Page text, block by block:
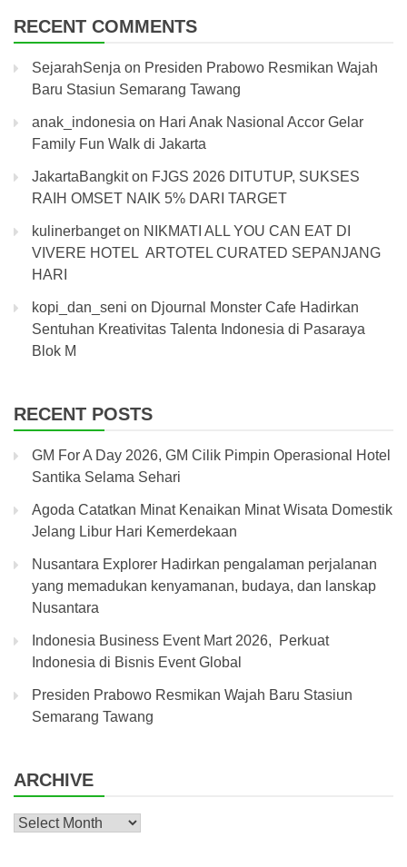
RECENT COMMENTS
SejarahSenja on Presiden Prabowo Resmikan Wajah
Baru Stasiun Semarang Tawang
anak_indonesia on Hari Anak Nasional Accor Gelar
Family Fun Walk di Jakarta
JakartaBangkiton FJGS 2026 DITUTUP, SUKSES
RAIH OMSET NAIK 5% DARI TARGET
kulinerbangeton NIKMATI ALL YOU CAN EAT DI
VIVERE HOTEL ARTOTEL CURATED SEPANJANG
HARI
kopi_dan_seni on Djournal Monster Cafe Hadirkan
Sentuhan Kreativitas Talenta Indonesia di Pasaraya
Blok M
RECENT POSTS
GM For A Day 2026, GM Cilik Pimpin Operasional Hotel
Santika Selama Sehari
Agoda Catatkan Minat Kenaikan Minat Wisata Domestik
Jelang Libur Hari Kemerdekaan
Nusantara Explorer Hadirkan pengalaman perjalanan
yang memadukan kenyamanan, budaya, dan lanskap
Nusantara
Indonesia Business Event Mart 2026, Perkuat
Indonesia di Bisnis Event Global
Presiden Prabowo Resmikan Wajah Baru Stasiun
Semarang Tawang
ARCHIVE
Archive